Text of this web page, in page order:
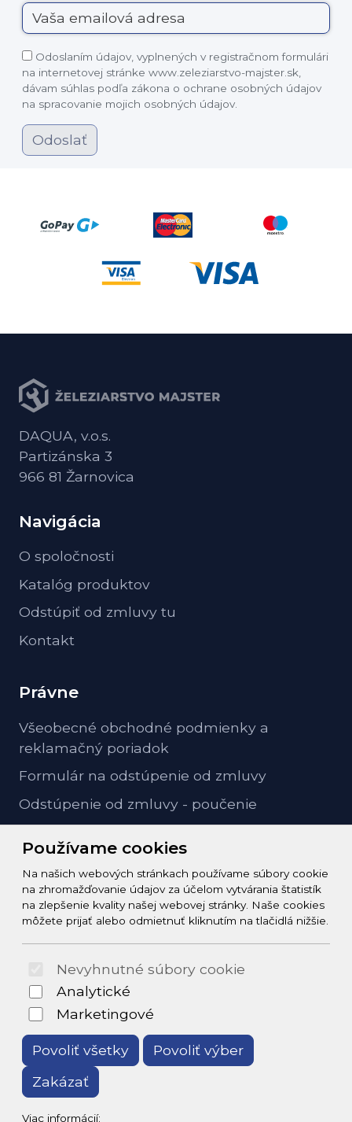
Odoslaním údajov, vyplnených v registračnom formulári
na internetovej stránke www.zeleziarstvo-majster.sk,
dávam súhlas podľa zákona o ochrane osobných údajov
na spracovanie mojich osobných údajov.
Odoslať
Používame cookies
Na našich webových stránkach používame súbory cookie
na zhromažďovanie údajov za účelom vytvárania štatistík
na zlepšenie kvality našej webovej stránky. Naše cookies
môžete prijať alebo odmietnuť kliknutím na tlačidlá nižšie.
Nevyhnutné súbory cookie
Analytické
Marketingové
Povoliť všetky
Povoliť výber
Zakázať
Viac informácií:
DAQUA, v.o.s.
Partizánska 3
966 81 Žarnovica
Navigácia
O spoločnosti
Katalóg produktov
Odstúpiť od zmluvy tu
Kontakt
Právne
Všeobecné obchodné podmienky a
reklamačný poriadok
Formulár na odstúpenie od zmluvy
Odstúpenie od zmluvy - poučenie
Kontakt
info@zeleziarstvo-majster.sk
+421456812908
© 2026 Arrabella s.r.o., mayabella s.r.o., Všetky práva
Hosting: